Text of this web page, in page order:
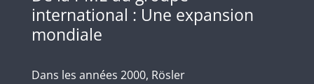
international : Une expansion
mondiale
Dans les années 2000, Rösler